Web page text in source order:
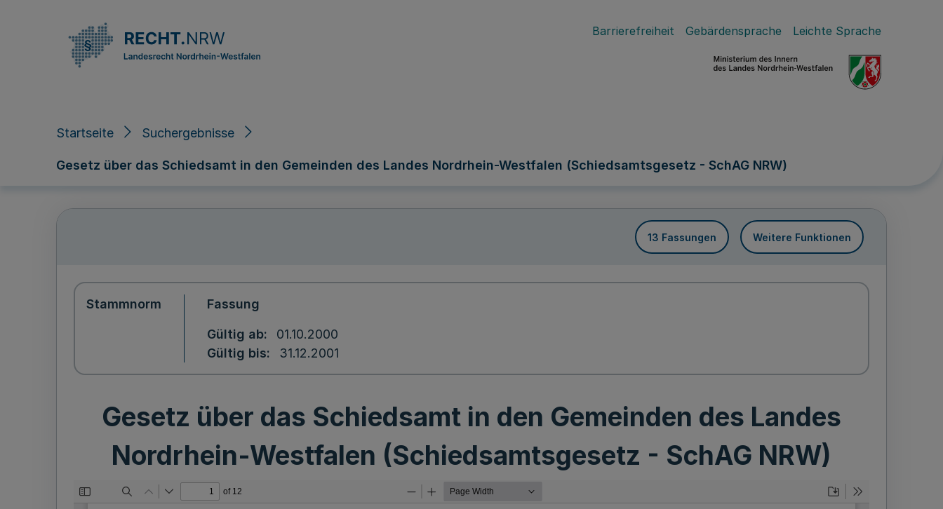
Barrierefreiheit Gebärdensprache Leichte Sprache
Startseite Suchergebnisse
Gesetz über das Schiedsamt in den Gemeinden des Landes Nordrhein-Westfalen (Schiedsamtsgesetz - SchAG NRW)
13 Fassungen Weitere Funktionen
Stammnorm Fassung
Gültig ab
01.10.2000
Gültig bis
31.12.2001
Gesetz über das Schiedsamt in den Gemeinden des Landes
Nordrhein-Westfalen (Schiedsamtsgesetz - SchAG NRW)